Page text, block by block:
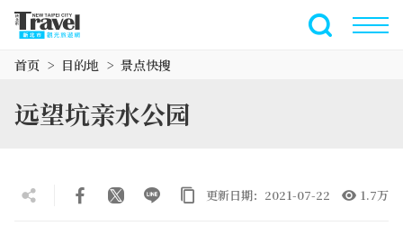
全文搜索
首页 目的地 景点快搜
远望坑亲水公园
更新日期：2021-07-22 1.7万